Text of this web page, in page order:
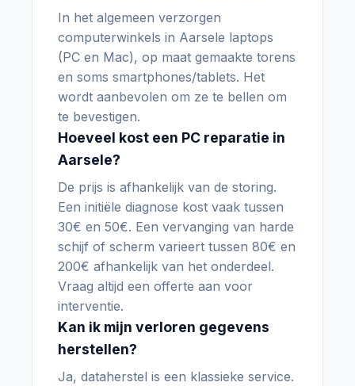
In het algemeen verzorgen
computerwinkels in Aarsele laptops
(PC en Mac), op maat gemaakte torens
en soms smartphones/tablets. Het
wordt aanbevolen om ze te bellen om
te bevestigen.
Hoeveel kost een PC reparatie in
Aarsele?
De prijs is afhankelijk van de storing.
Een initiële diagnose kost vaak tussen
30€ en 50€. Een vervanging van harde
schijf of scherm varieert tussen 80€ en
200€ afhankelijk van het onderdeel.
Vraag altijd een offerte aan voor
interventie.
Kan ik mijn verloren gegevens
herstellen?
Ja, dataherstel is een klassieke service.